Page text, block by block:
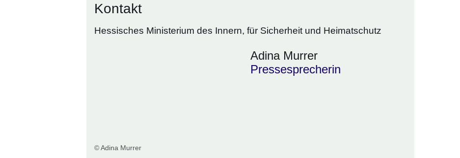
Kontakt
Hessisches Ministerium des Innern, für Sicherheit und Heimatschutz
© Adina Murrer
Adina Murrer
Pressesprecherin